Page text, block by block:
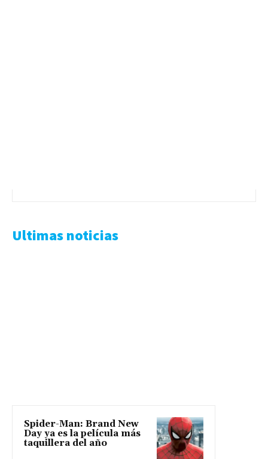
Ultimas noticias
Spider-Man: Brand New
Day ya es la película más
taquillera del año